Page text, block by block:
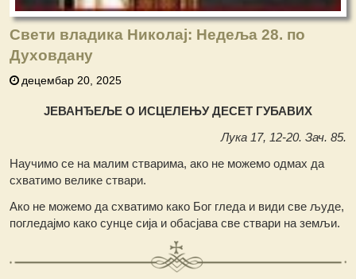
Свети владика Николај: Недеља 28. по
Духовдану
децембар 20, 2025
ЈЕВАНЂЕЉЕ О ИСЦЕЛЕЊУ ДЕСЕТ ГУБАВИХ
Лука 17, 12-20. Зач. 85.
Научимо се на малим стварима, ако не можемо одмах да
схватимо велике ствари.
Ако не можемо да схватимо како Бог гледа и види све људе,
погледајмо како сунце сија и обасјава све ствари на земљи.